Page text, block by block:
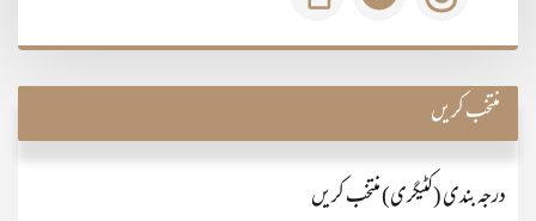
منتخب کریں
درجہ بندی (کٹیگری) منتخب کریں